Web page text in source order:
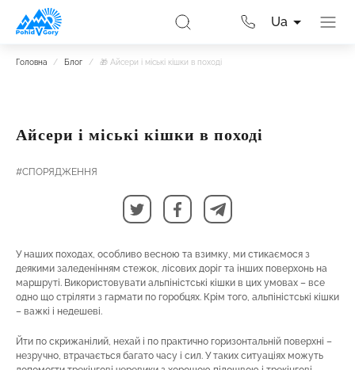
Ua
Головна / Блог / 🎁 Айсери і міські кішки в поході
Айсери і міські кішки в поході
#СПОРЯДЖЕННЯ
У наших походах, особливо весною та взимку, ми стикаємося з
деякими заледенінням стежок, лісових доріг та інших поверхонь на
маршруті. Використовувати альпіністські кішки в цих умовах – все
одно що стріляти з гармати по горобцях. Крім того, альпіністські кішки
– важкі і недешеві.
Йти по скрижанілий, нехай і по практично горизонтальній поверхні –
незручно, втрачається багато часу і сил. У таких ситуаціях можуть